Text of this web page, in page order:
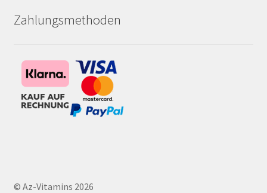
Zahlungsmethoden
© Az-Vitamins 2026